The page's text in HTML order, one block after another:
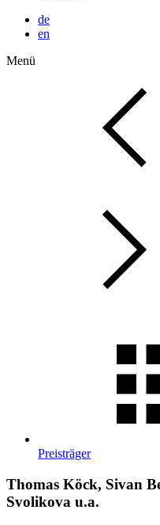
de
en
Menü
Preisträger
Thomas Köck, Sivan
Svolikova u.a.